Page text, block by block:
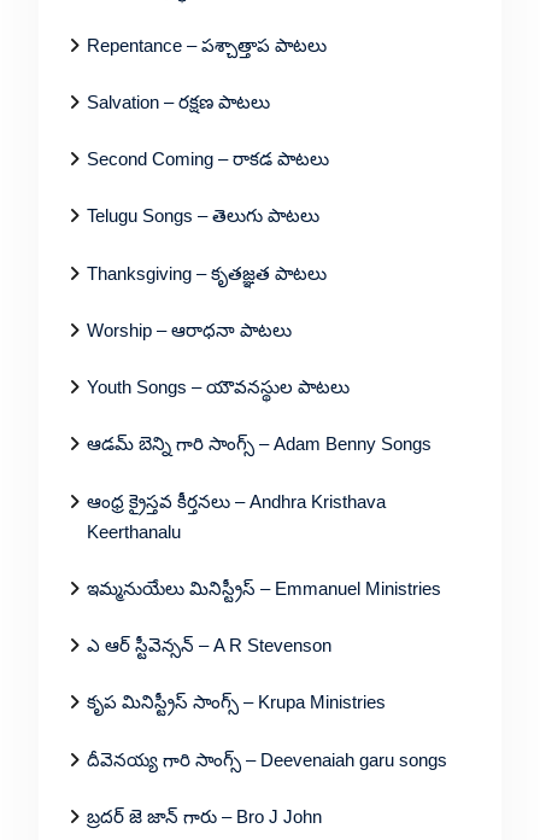
Repentance – పశ్చాత్తాప పాటలు
Salvation – రక్షణ పాటలు
Second Coming – రాకడ పాటలు
Telugu Songs – తెలుగు పాటలు
Thanksgiving – కృతజ్ఞత పాటలు
Worship – ఆరాధనా పాటలు
Youth Songs – యౌవనస్థుల పాటలు
ఆడమ్ బెన్ని గారి సాంగ్స్ – Adam Benny Songs
ఆంధ్ర క్రైస్తవ కీర్తనలు – Andhra Kristhava
Keerthanalu
ఇమ్మనుయేలు మినిస్ట్రీస్ – Emmanuel Ministries
ఎ ఆర్ స్టీవెన్సన్ – A R Stevenson
కృప మినిస్ట్రీస్ సాంగ్స్ – Krupa Ministries
దీవెనయ్య గారి సాంగ్స్ – Deevenaiah garu songs
బ్రదర్ జె జాన్ గారు – Bro J John